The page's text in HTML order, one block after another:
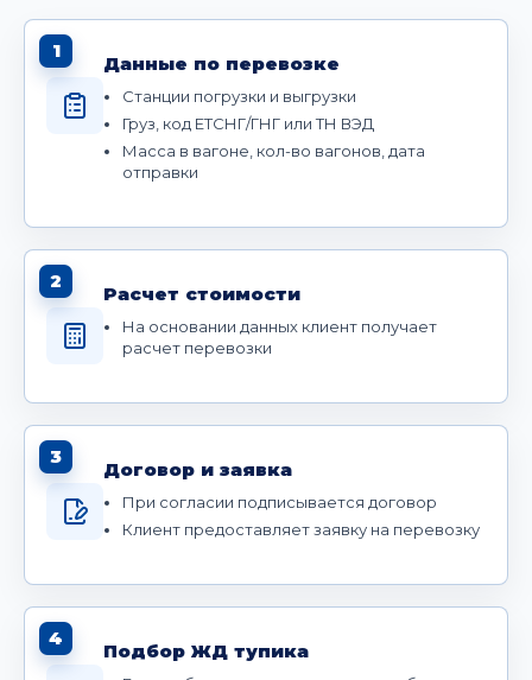
1
Данные по перевозке
Станции погрузки и выгрузки
Груз, код ЕТСНГ/ГНГ или ТН ВЭД
Масса в вагоне, кол-во вагонов, дата
отправки
2
Расчет стоимости
На основании данных клиент получает
расчет перевозки
3
Договор и заявка
При согласии подписывается договор
Клиент предоставляет заявку на перевозку
4
Подбор ЖД тупика